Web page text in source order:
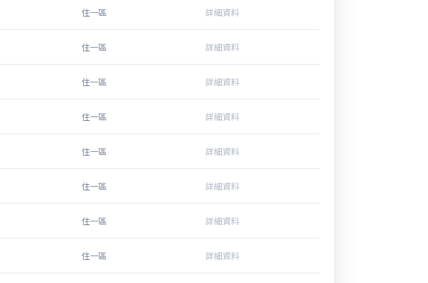
住一區 詳細資料
住一區 詳細資料
住一區 詳細資料
住一區 詳細資料
住一區 詳細資料
住一區 詳細資料
住一區 詳細資料
住一區 詳細資料